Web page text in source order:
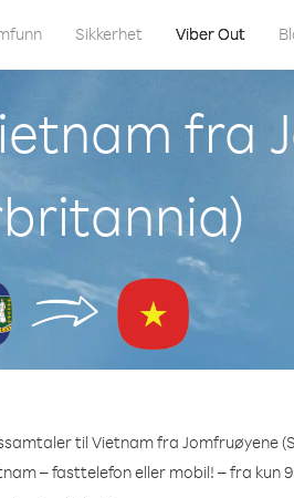
Sikkerhet Viber Out
fra
til Vietnam fra Jomfruøyene
– fasttelefon eller mobil! – fra kun